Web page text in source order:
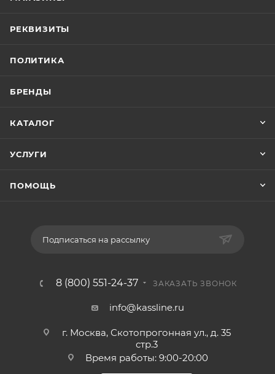
РЕКВИЗИТЫ
ПОЛИТИКА
БРЕНДЫ
КАТАЛОГ
УСЛУГИ
ПОМОЩЬ
Подписаться на рассылку
8 (800) 551-24-37 ЗАКАЗАТЬ ЗВОНОК
info@kassline.ru
г. Москва, Скотопрогонная ул., д. 35
стр.3
Время работы: 9:00-20:00